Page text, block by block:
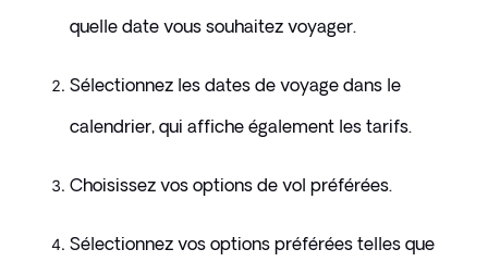
quelle date vous souhaitez voyager.
Sélectionnez les dates de voyage dans le
calendrier, qui affiche également les tarifs.
Choisissez vos options de vol préférées.
Sélectionnez vos options préférées telles que